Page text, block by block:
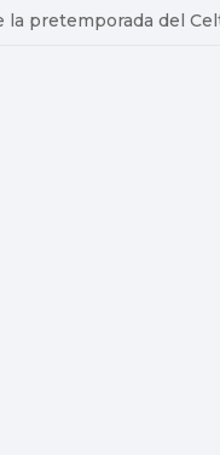
la pretemporada del